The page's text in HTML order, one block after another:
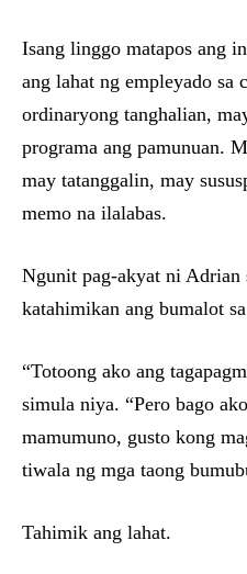
Isang linggo matapos ang
ang lahat ng empleyado sa
ordinaryong tanghalian,
programa ang pamunuan.
may tatanggalin, may
memo na ilalabas.
Ngunit pag-akyat ni Adrian
katahimikan ang bumalot
“Totoong ako ang
simula niya. “Pero bago
mamumuno, gusto kong
tiwala ng mga taong
Tahimik ang lahat.